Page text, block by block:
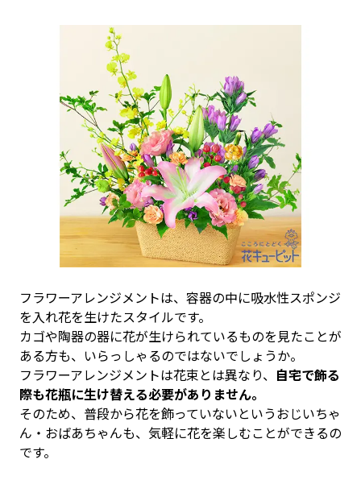
フラワーアレンジメントは、容器の中に吸水性スポンジ
を入れ花を生けたスタイルです。
カゴや陶器の器に花が生けられているものを見たことが
ある方も、いらっしゃるのではないでしょうか。
フラワーアレンジメントは花束とは異なり、 自宅で飾る
際も花瓶に生け替える必要がありません。
そのため、普段から花を飾っていないというおじいちゃ
ん・おばあちゃんも、気軽に花を楽しむことができるの
です。